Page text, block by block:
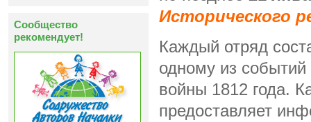
Сообщество
рекомендует!
Исторического
Каждый отряд
одному из
войны 1812 года.
предоставляет